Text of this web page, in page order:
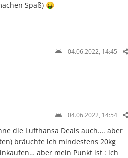
Spaß) 🤑
04.06.2022, 14:45
04.06.2022, 14:54
die Lufthansa Deals auch…. aber
bräuchte ich mindestens 20kg
aber mein Punkt ist : ich